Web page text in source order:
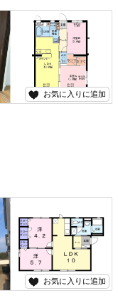
お気に入りに追加
お気に入りに追加